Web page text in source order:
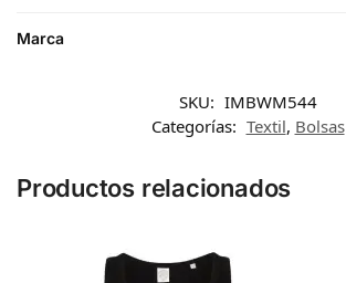
Marca
SKU: IMBWM544
Categorías: Textil, Bolsas
Productos relacionados